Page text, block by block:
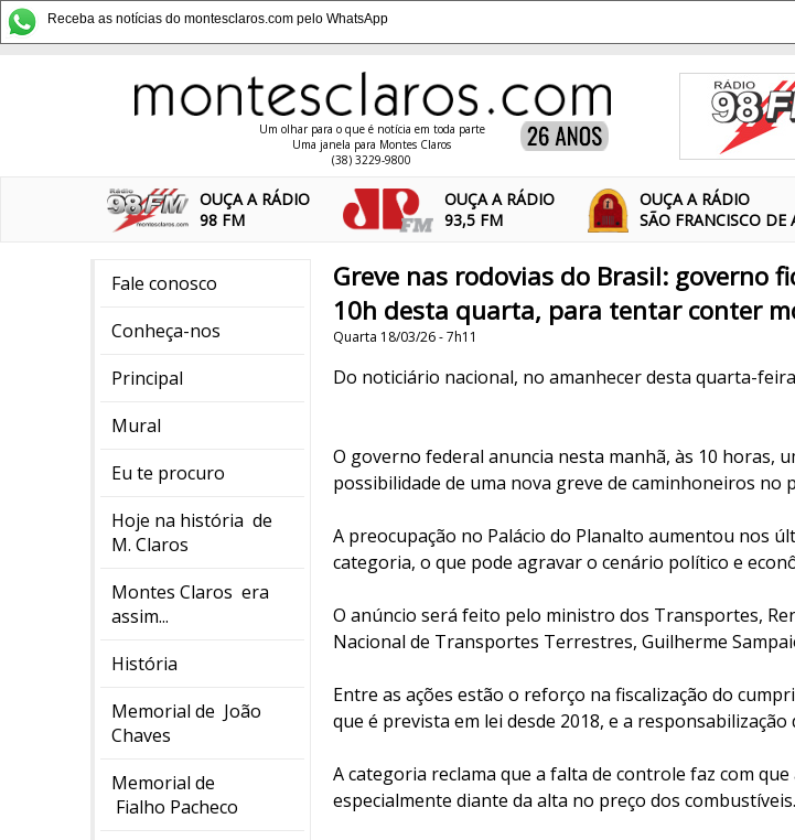
Receba as notícias do montesclaros.com pelo WhatsApp
Um olhar para o que é notícia em toda parte
Uma janela para Montes Claros
(38) 3229-9800
OUÇA A RÁDIO
98 FM
OUÇA A RÁDIO
93,5 FM
OUÇA A RÁDIO
SÃO FRANCISCO DE
Fale conosco
Conheça-nos
Principal
Mural
Eu te procuro
Hoje na história de
M. Claros
Montes Claros era
assim...
História
Memorial de João
Chaves
Memorial de
Fialho Pacheco
Greve nas rodovias do Brasil: governo
10h desta quarta, para tentar conter
Quarta 18/03/26 - 7h11
Do noticiário nacional, no amanhecer desta quarta-
O governo federal anuncia nesta manhã, às 10 horas,
possibilidade de uma nova greve de caminhoneiros no
A preocupação no Palácio do Planalto aumentou nos
categoria, o que pode agravar o cenário político e
O anúncio será feito pelo ministro dos Transportes,
Nacional de Transportes Terrestres, Guilherme
Entre as ações estão o reforço na fiscalização do
que é prevista em lei desde 2018, e a
A categoria reclama que a falta de controle faz com
especialmente diante da alta no preço dos combustíveis.